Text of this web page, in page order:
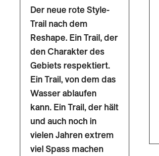
Der neue rote Style-
Trail nach dem
Reshape. Ein Trail, der
den Charakter des
Gebiets respektiert.
Ein Trail, von dem das
Wasser ablaufen
kann. Ein Trail, der hält
und auch noch in
vielen Jahren extrem
viel Spass machen